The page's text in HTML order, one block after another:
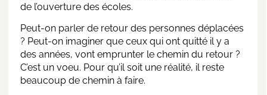
de l’ouverture des écoles.
Peut-on parler de retour des personnes déplacées
? Peut-on imaginer que ceux qui ont quitté il y a
des années, vont emprunter le chemin du retour ?
C’est un voeu. Pour qu’il soit une réalité, il reste
beaucoup de chemin à faire.